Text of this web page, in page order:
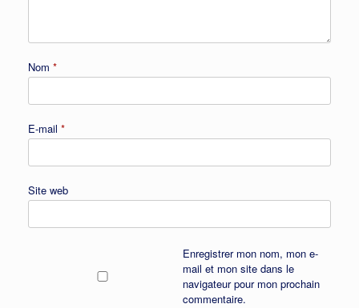
Nom *
E-mail *
Site web
Enregistrer mon nom, mon e-
mail et mon site dans le
navigateur pour mon prochain
commentaire.